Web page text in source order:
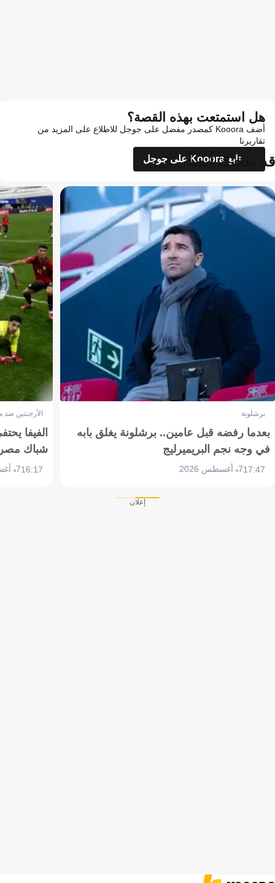
هل استمتعت بهذه القصة؟
أضف Kooora كمصدر مفضل على جوجل للاطلاع على المزيد من
تقاريرنا
تابع Kooora على جوجل
قد يعجبك أيضاً
برشلونة
بعدما رفضه قبل عامين.. برشلونة يغلق بابه
في وجه نجم البريميرليج
17:477 أغسطس 2026
الأرجنتين
الفيفا
شباك
16:177 أغسطس 2026
إعلان